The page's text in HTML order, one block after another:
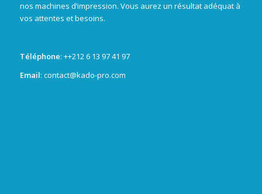
nos machines d’impression. Vous aurez un résultat adéquat à
vos attentes et besoins.
Téléphone: ++212 6 13 97 41 97
Email: contact@kado-pro.com